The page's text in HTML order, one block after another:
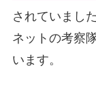
されていまし
ネットの考察
います。